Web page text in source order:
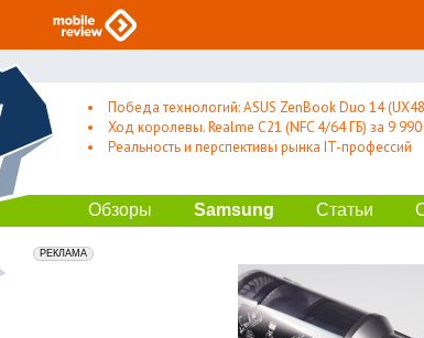
Победа технологий: ASUS ZenBook Duo 14
Ход королевы. Realme C21 (NFC 4/64 ГБ) за 9
Реальность и перспективы рынка IT-профессий
Обзоры Samsung Статьи
erid: 2VfnxxmNzs5
РЕКЛАМА